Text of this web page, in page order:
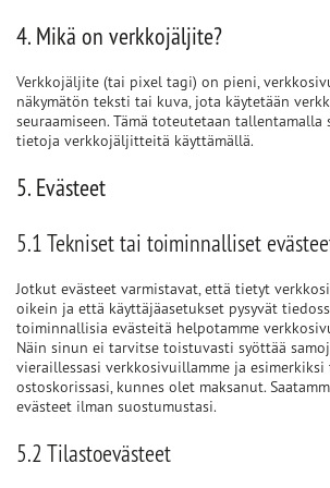
4. Mikä on verkkojäljite?
Verkkojäljite (tai pixel tagi) on pieni,
näkymätön teksti tai kuva, jota käytetään
seuraamiseen. Tämä toteutetaan tallentamalla
tietoja verkkojäljitteitä käyttämällä.
5. Evästeet
5.1 Tekniset tai toiminnalliset
Jotkut evästeet varmistavat, että tietyt
oikein ja että käyttäjäasetukset pysyvät
toiminnallisia evästeitä helpotamme
Näin sinun ei tarvitse toistuvasti syöttää
vieraillessasi verkkosivuillamme ja
ostoskorissasi, kunnes olet maksanut.
evästeet ilman suostumustasi.
5.2 Tilastoevästeet